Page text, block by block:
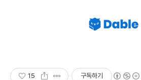
15 구독하기